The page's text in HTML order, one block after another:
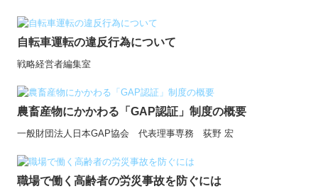
自転車運転の違反行為について
戦略経営者編集室
農畜産物にかかわる「GAP認証」制度の概要
一般財団法人日本GAP協会 代表理事専務 荻野 宏
職場で働く高齢者の労災事故を防ぐには